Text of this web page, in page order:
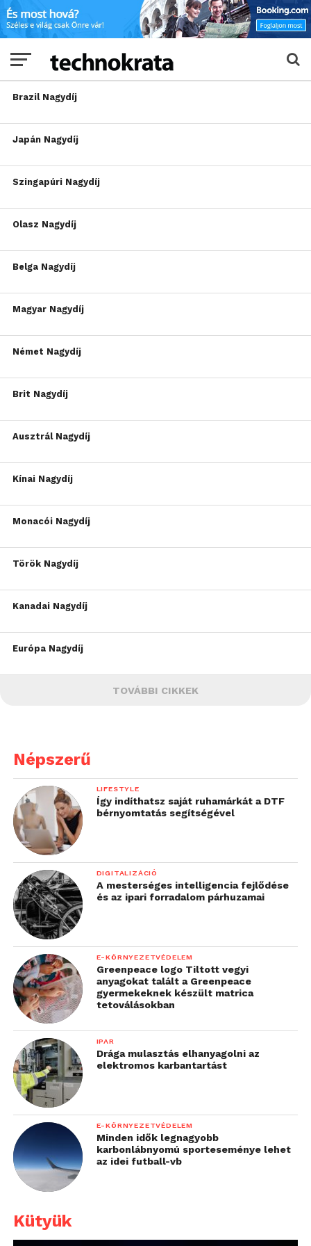
Brazil Nagydíj
Japán Nagydíj
Szingapúri Nagydíj
Olasz Nagydíj
Belga Nagydíj
Magyar Nagydíj
Német Nagydíj
Brit Nagydíj
Ausztrál Nagydíj
Kínai Nagydíj
Monacói Nagydíj
Török Nagydíj
Kanadai Nagydíj
Európa Nagydíj
TOVÁBBI CIKKEK
Népszerű
LIFESTYLE
Így indíthatsz saját ruhamárkát a DTF
bérnyomtatás segítségével
DIGITALIZÁCIÓ
A mesterséges intelligencia fejlődése
és az ipari forradalom párhuzamai
E-KÖRNYEZETVÉDELEM
Greenpeace logo Tiltott vegyi
anyagokat talált a Greenpeace
gyermekeknek készült matrica
tetoválásokban
IPAR
Drága mulasztás elhanyagolni az
elektromos karbantartást
E-KÖRNYEZETVÉDELEM
Minden idők legnagyobb
karbonlábnyomú sporteseménye lehet
az idei futball-vb
Kütyük